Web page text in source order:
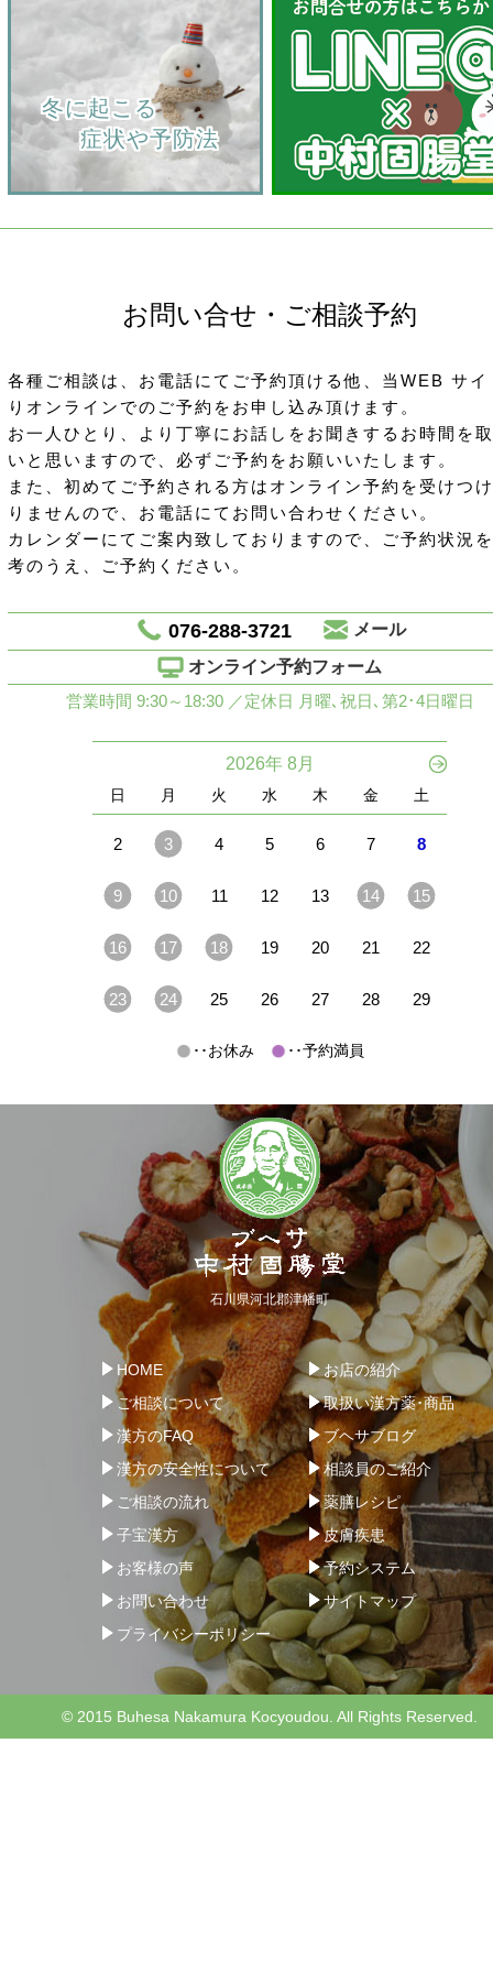
    冬に起こる
         症状や予防法
お問い合せ・ご相談予約
各種ご相談は、お電話にてご予約頂ける他、当WEB サイ
りオンラインでのご予約をお申し込み頂けます。
お一人ひとり、より丁寧にお話しをお聞きするお時間を
いと思いますので、必ずご予約をお願いいたします。
また、初めてご予約される方はオンライン予約を受けつ
りませんので、お電話にてお問い合わせください。
カレンダーにてご案内致しておりますので、ご予約状況
考のうえ、ご予約ください。
076-288-3721
メール
オンライン予約フォーム
営業時間 9:30～18:30 ／定休日 月曜､祝日､第2･4日曜日
2026年 8月
日 月 火 水 木 金 土
2 3 4 5 6 7 8
9 10 11 12 13 14 15
16 17 18 19 20 21 22
23 24 25 26 27 28 29
･･お休み ･･予約満員
石川県河北郡津幡町
HOME
お店の紹介
ご相談について
取扱い漢方薬･商品
漢方のFAQ
ブヘサブログ
漢方の安全性について
相談員のご紹介
ご相談の流れ
薬膳レシピ
子宝漢方
皮膚疾患
お客様の声
予約システム
お問い合わせ
サイトマップ
プライバシーポリシー
© 2015 Buhesa Nakamura Kocyoudou. All Rights Reserved.